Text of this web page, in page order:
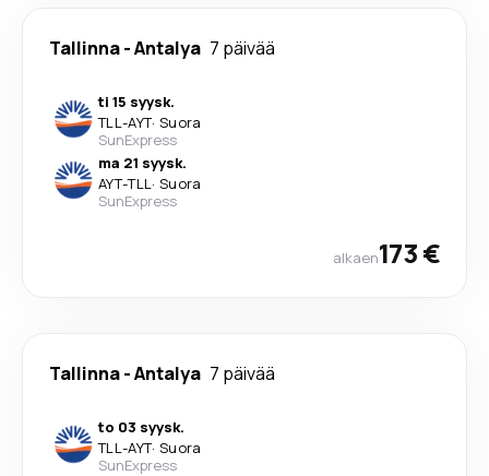
Tallinna-Antalya 7 päivää
ti 15 syysk.
TLL-AYT· Suora
SunExpress
ma 21 syysk.
AYT-TLL· Suora
SunExpress
alkaen173 €
Tallinna-Antalya 7 päivää
to 03 syysk.
TLL-AYT· Suora
SunExpress